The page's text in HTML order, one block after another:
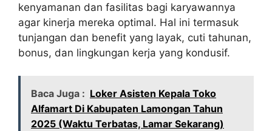
kenyamanan dan fasilitas bagi karyawannya
agar kinerja mereka optimal. Hal ini termasuk
tunjangan dan benefit yang layak, cuti tahunan,
bonus, dan lingkungan kerja yang kondusif.
Baca Juga : Loker Asisten Kepala Toko
Alfamart Di Kabupaten Lamongan Tahun
2025 (Waktu Terbatas, Lamar Sekarang)